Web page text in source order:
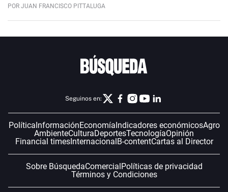
POR JUAN FRANCISCO PITTALUGA
Seguinos en:
PolíticaInformaciónEconomíaIndicadores económicosAgro
AmbienteCulturaDeportesTecnologíaOpinión
Financial timesInternacionalB-contentCartas al Director
Sobre BúsquedaComercialPolíticas de privacidad
Términos y Condiciones